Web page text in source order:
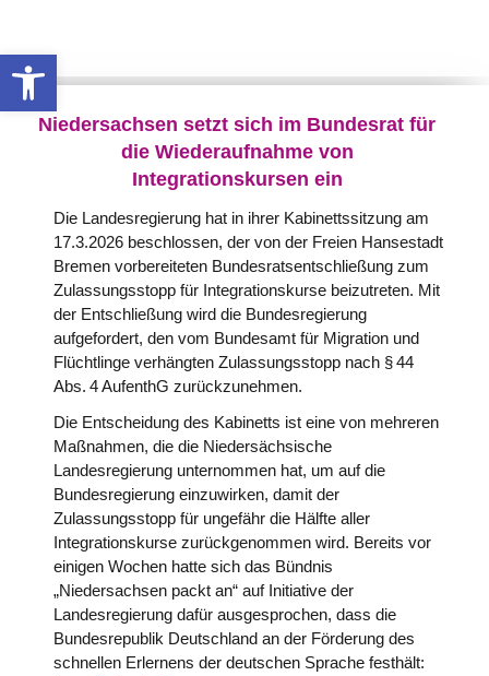
Werkzeugleiste öffnen
Niedersachsen setzt sich im Bundesrat für
die Wiederaufnahme von
Integrationskursen ein
Die Landesregierung hat in ihrer Kabinettssitzung am
17.3.2026 beschlossen, der von der Freien Hansestadt
Bremen vorbereiteten Bundesratsentschließung zum
Zulassungsstopp für Integrationskurse beizutreten. Mit
der Entschließung wird die Bundesregierung
aufgefordert, den vom Bundesamt für Migration und
Flüchtlinge verhängten Zulassungsstopp nach § 44
Abs. 4 AufenthG zurückzunehmen.
Die Entscheidung des Kabinetts ist eine von mehreren
Maßnahmen, die die Niedersächsische
Landesregierung unternommen hat, um auf die
Bundesregierung einzuwirken, damit der
Zulassungsstopp für ungefähr die Hälfte aller
Integrationskurse zurückgenommen wird. Bereits vor
einigen Wochen hatte sich das Bündnis
„Niedersachsen packt an“ auf Initiative der
Landesregierung dafür ausgesprochen, dass die
Bundesrepublik Deutschland an der Förderung des
schnellen Erlernens der deutschen Sprache festhält: